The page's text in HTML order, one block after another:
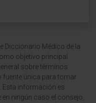
Diccionario Médico de la
objetivo principal
sobre términos
fuente única para tomar
Esta información es
ningún caso el consejo,